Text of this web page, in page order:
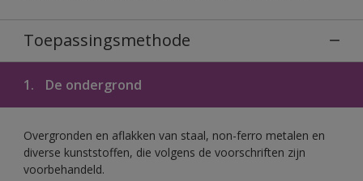
Toepassingsmethode
1. De ondergrond
Overgronden en aflakken van staal, non-ferro metalen en
diverse kunststoffen, die volgens de voorschriften zijn
voorbehandeld.